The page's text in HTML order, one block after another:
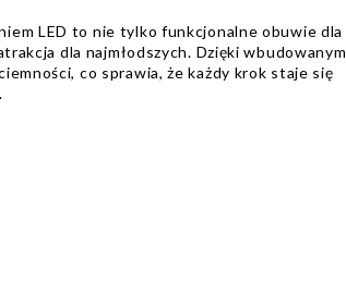
LED to nie tylko funkcjonalne obuwie dla
dla najmłodszych. Dzięki wbudowanym
co sprawia, że każdy krok staje się